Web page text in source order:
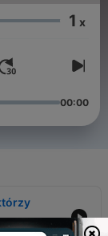
1 x
00:00